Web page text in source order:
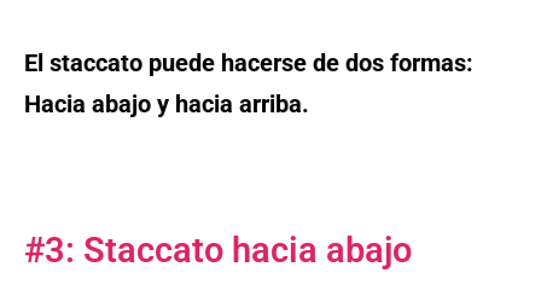
El staccato puede hacerse de dos formas:
Hacia abajo y hacia arriba.
#3: Staccato hacia abajo